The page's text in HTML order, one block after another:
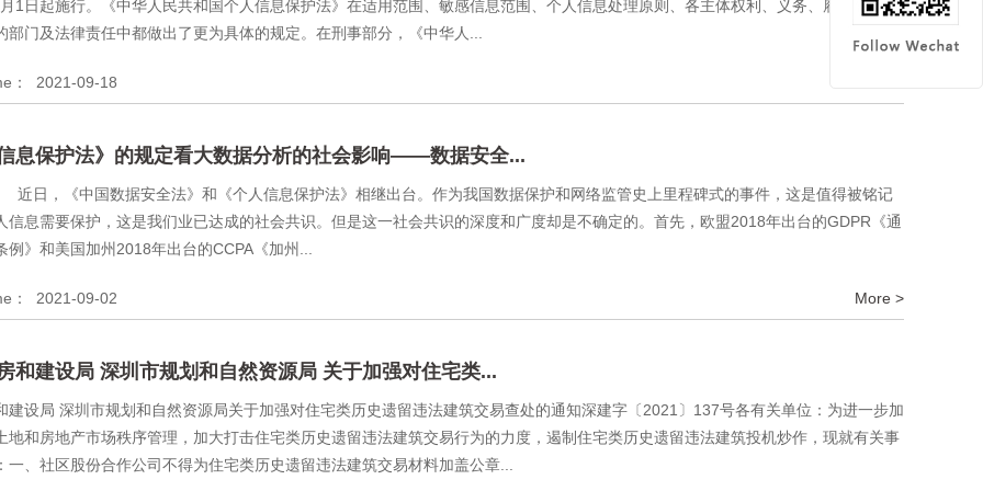
1日起施行。《中华人民共和国个人信息保护法》在适用范围、敏感信息范围、个人信息处理原则、各主体权利、义务、履行个人信
部门及法律责任中都做出了更为具体的规定。在刑事部分，《中华人...
： 2021-09-18
息保护法》的规定看大数据分析的社会影响——数据安全...
中国数据安全法》和《个人信息保护法》相继出台。作为我国数据保护和网络监管史上里程碑式的事件，这是值得被铭记
信息需要保护，这是我们业已达成的社会共识。但是这一社会共识的深度和广度却是不确定的。首先，欧盟2018年出台的GDPR《通
例》和美国加州2018年出台的CCPA《加州...
： 2021-09-02 More >
和建设局 深圳市规划和自然资源局 关于加强对住宅类...
建设局 深圳市规划和自然资源局关于加强对住宅类历史遗留违法建筑交易查处的通知深建字〔2021〕137号各有关单位：为进一步加
地和房地产市场秩序管理，加大打击住宅类历史遗留违法建筑交易行为的力度，遏制住宅类历史遗留违法建筑投机炒作，现就有关事
一、社区股份合作公司不得为住宅类历史遗留违法建筑交易材料加盖公章...